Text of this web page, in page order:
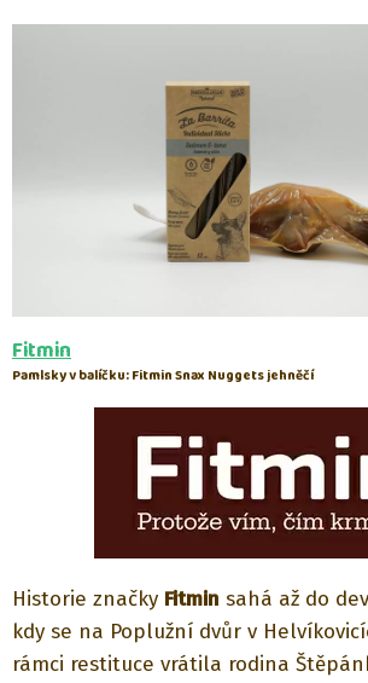
Fitmin
Pamlsky v balíčku:Fitmin Snax Nuggets jehněčí
Historie značky Fitmin sahá až do
kdy se na Poplužní dvůr v
rámci restituce vrátila rodina